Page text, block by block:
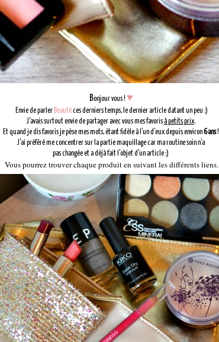
Bonjour vous ! ♥
Envie de parler Beautéces derniers temps, le dernier article datant un peu :)
J'avais surtout envie de partager avec vous mes favorisà petits prix.
Et quand je dis favoris je pèse mes mots, étant fidèle à l'un d'eux depuis environ6 ans!
J'ai préféré me concentrer sur la partie maquillage car ma routine soin n'a
pas changée et a déjà fait l'objet d'un article :)
Vous pourrez trouver chaque produit en suivant les différents liens.